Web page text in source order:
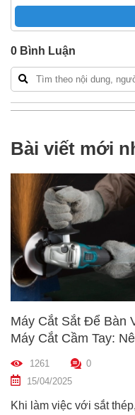
0 Bình Luận
Bài viết mới
Máy Cắt Sắt Để Bàn
Máy Cắt Cầm Tay:
Chọn Loại Nào Phù
Nhất?
1261
0
15/04/2025
Khi làm việc với sắt thép,